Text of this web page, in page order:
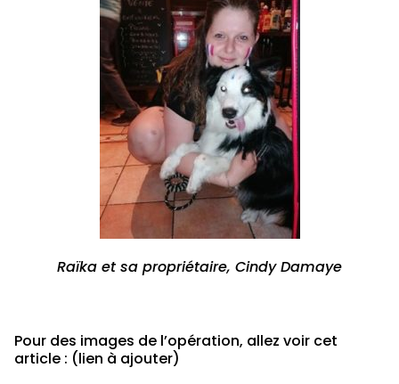
Raïka et sa propriétaire, Cindy Damaye
Pour des images de l’opération, allez voir cet
article : (lien à ajouter)